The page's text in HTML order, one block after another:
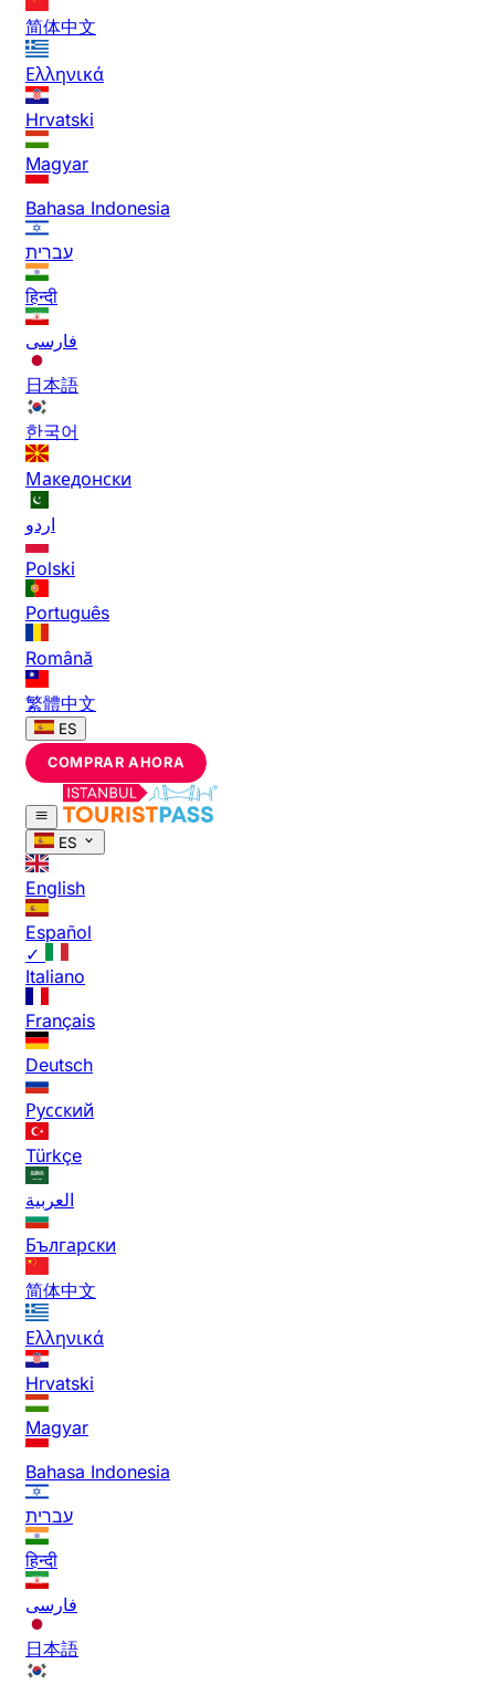
简体中文
Ελληνικά
Hrvatski
Magyar
Bahasa Indonesia
עברית
हिन्दी
فارسی
日本語
한국어
Македонски
اردو
Polski
Português
Română
繁體中文
ES
COMPRAR AHORA
ES
English
Español
✓
Italiano
Français
Deutsch
Русский
Türkçe
العربية
Български
简体中文
Ελληνικά
Hrvatski
Magyar
Bahasa Indonesia
עברית
हिन्दी
فارسی
日本語